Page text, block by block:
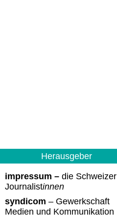
Herausgeber
impressum – die Schweizer
Journalistinnen
syndicom – Gewerkschaft
Medien und Kommunikation